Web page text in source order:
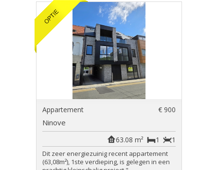
Appartement € 900
Ninove
1
1
63.08 m²
Dit zeer energiezuinig recent appartement
(63,08m²), 1ste verdieping, is gelegen in een